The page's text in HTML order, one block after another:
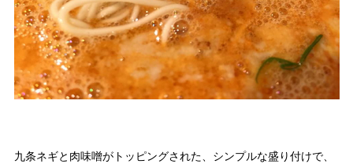
九条ネギと肉味噌がトッピングされた、シンプルな盛り付けで、